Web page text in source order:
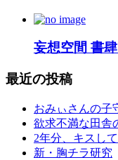
妄想空間 書
最近の投稿
おみぃさんの子
欲求不満な田舎
2年分、キスして
新・胸チラ研究